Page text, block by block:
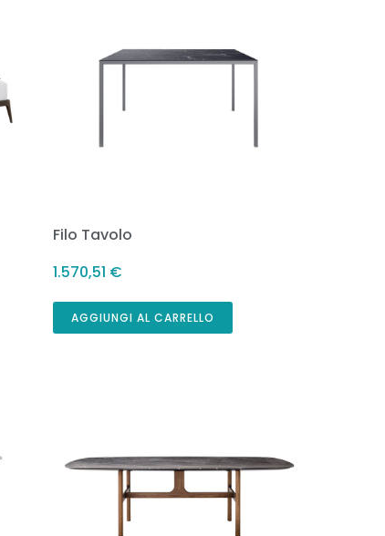
Filo Tavolo
1.570,51 €
AGGIUNGI AL CARRELLO